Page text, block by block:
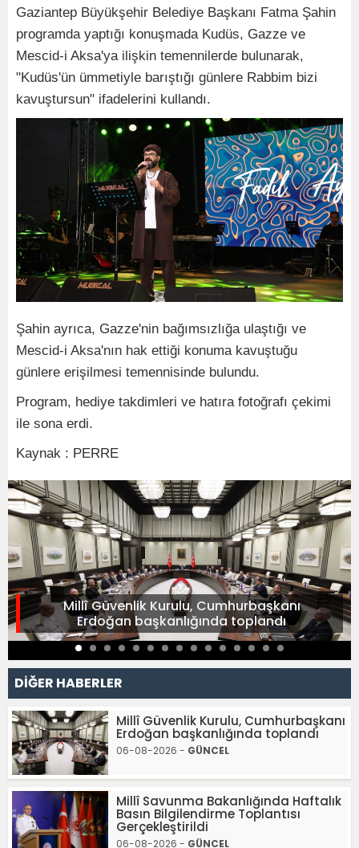
Gaziantep Büyükşehir Belediye Başkanı Fatma Şahin
programda yaptığı konuşmada Kudüs, Gazze ve
Mescid-i Aksa'ya ilişkin temennilerde bulunarak,
"Kudüs'ün ümmetiyle barıştığı günlere Rabbim bizi
kavuştursun" ifadelerini kullandı.
Şahin ayrıca, Gazze'nin bağımsızlığa ulaştığı ve
Mescid-i Aksa'nın hak ettiği konuma kavuştuğu
günlere erişilmesi temennisinde bulundu.
Program, hediye takdimleri ve hatıra fotoğrafı çekimi
ile sona erdi.
Kaynak : PERRE
Millî Güvenlik Kurulu, Cumhurbaşkanı
Erdoğan başkanlığında toplandı
DİĞER HABERLER
Millî Güvenlik Kurulu, Cumhurbaşkanı
Erdoğan başkanlığında toplandı
06-08-2026 - GÜNCEL
Millî Savunma Bakanlığında Haftalık
Basın Bilgilendirme Toplantısı
Gerçekleştirildi
06-08-2026 - GÜNCEL